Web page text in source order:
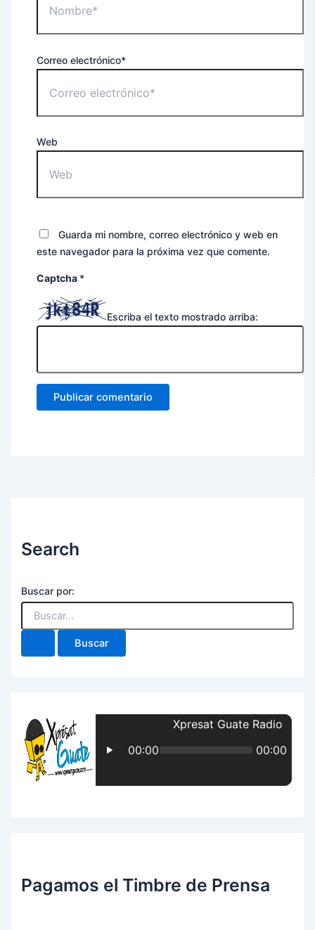
Correo electrónico*
Web
Guarda mi nombre, correo electrónico y web en
este navegador para la próxima vez que comente.
Captcha *
Escriba el texto mostrado arriba:
Search
Buscar por:
Pagamos el Timbre de Prensa